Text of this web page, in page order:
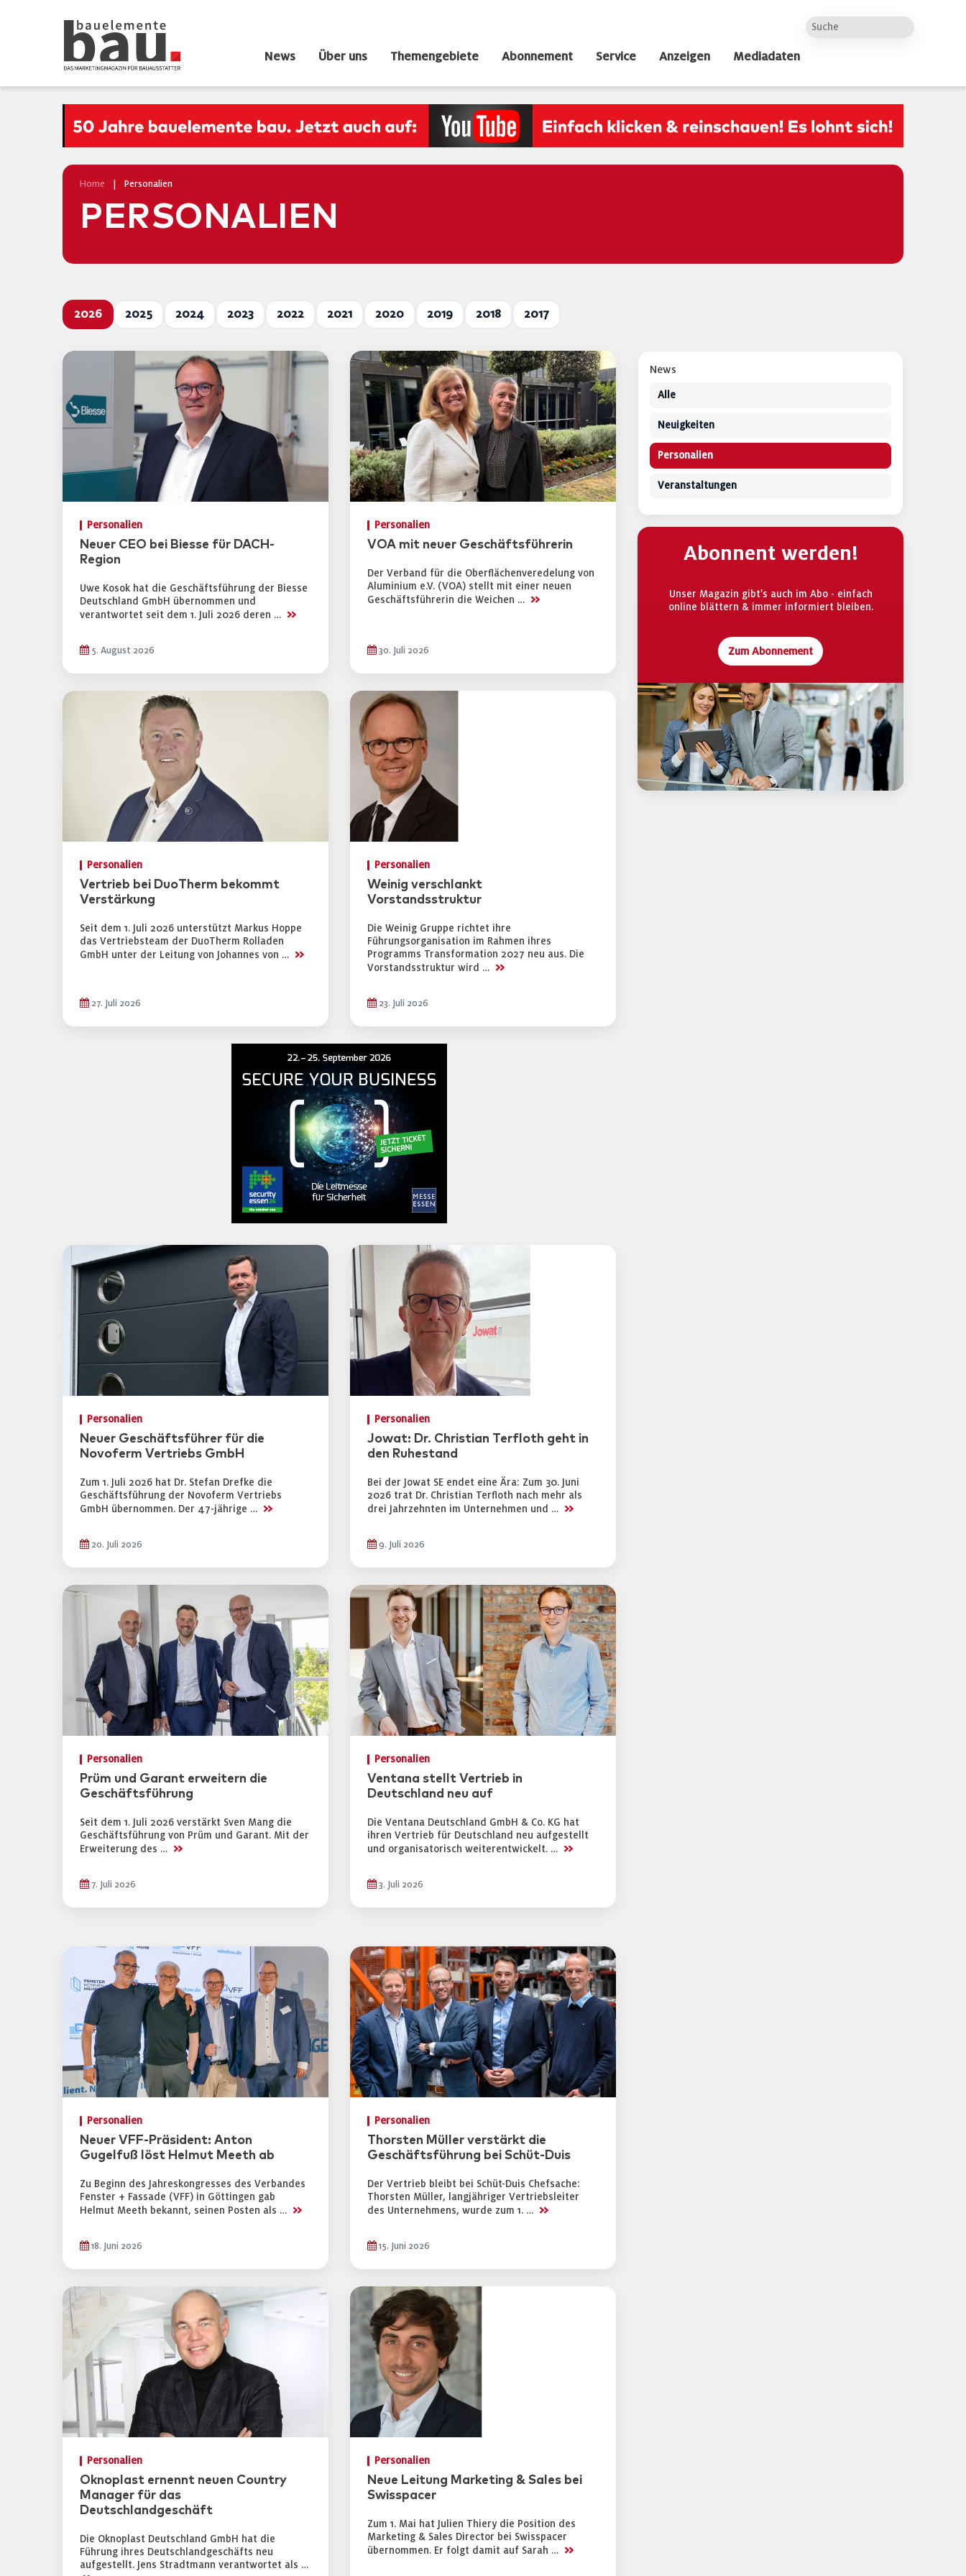
News Über uns Themengebiete Abonnement Service Anzeigen Mediadaten
Home Personalien
PERSONALIEN
2026 2025 2024 2023 2022 2021 2020 2019 2018 2017
Personalien
Neuer CEO bei Biesse für DACH-
Region
Uwe Kosok hat die Geschäftsführung der Biesse
Deutschland GmbH übernommen und
verantwortet seit dem 1. Juli 2026 deren … >>
5. August 2026
Personalien
VOA mit neuer Geschäftsführerin
Der Verband für die Oberflächenveredelung von
Aluminium e.V. (VOA) stellt mit einer neuen
Geschäftsführerin die Weichen … >>
30. Juli 2026
Personalien
Vertrieb bei DuoTherm bekommt
Verstärkung
Seit dem 1. Juli 2026 unterstützt Markus Hoppe
das Vertriebsteam der DuoTherm Rolladen
GmbH unter der Leitung von Johannes von … >>
27. Juli 2026
Personalien
Weinig verschlankt
Vorstandsstruktur
Die Weinig Gruppe richtet ihre
Führungsorganisation im Rahmen ihres
Programms Transformation 2027 neu aus. Die
Vorstandsstruktur wird … >>
23. Juli 2026
Personalien
Neuer Geschäftsführer für die
Novoferm Vertriebs GmbH
Zum 1. Juli 2026 hat Dr. Stefan Drefke die
Geschäftsführung der Novoferm Vertriebs
GmbH übernommen. Der 47-jährige … >>
20. Juli 2026
Personalien
Jowat: Dr. Christian Terfloth geht in
den Ruhestand
Bei der Jowat SE endet eine Ära: Zum 30. Juni
2026 trat Dr. Christian Terfloth nach mehr als
drei Jahrzehnten im Unternehmen und … >>
9. Juli 2026
Personalien
Prüm und Garant erweitern die
Geschäftsführung
Seit dem 1. Juli 2026 verstärkt Sven Mang die
Geschäftsführung von Prüm und Garant. Mit der
Erweiterung des … >>
7. Juli 2026
Personalien
Ventana stellt Vertrieb in
Deutschland neu auf
Die Ventana Deutschland GmbH & Co. KG hat
ihren Vertrieb für Deutschland neu aufgestellt
und organisatorisch weiterentwickelt. … >>
3. Juli 2026
Personalien
Neuer VFF-Präsident: Anton
Gugelfuß löst Helmut Meeth ab
Zu Beginn des Jahreskongresses des Verbandes
Fenster + Fassade (VFF) in Göttingen gab
Helmut Meeth bekannt, seinen Posten als … >>
18. Juni 2026
Personalien
Thorsten Müller verstärkt die
Geschäftsführung bei Schüt-Duis
Der Vertrieb bleibt bei Schüt-Duis Chefsache:
Thorsten Müller, langjähriger Vertriebsleiter
des Unternehmens, wurde zum 1. … >>
15. Juni 2026
Personalien
Oknoplast ernennt neuen Country
Manager für das
Deutschlandgeschäft
Die Oknoplast Deutschland GmbH hat die
Führung ihres Deutschlandgeschäfts neu
aufgestellt. Jens Stradtmann verantwortet als …
Personalien
Neue Leitung Marketing & Sales bei
Swisspacer
Zum 1. Mai hat Julien Thiery die Position des
Marketing & Sales Director bei Swisspacer
übernommen. Er folgt damit auf Sarah … >>
News
Alle
Neuigkeiten
Personalien
Veranstaltungen
Abonnent werden!
Unser Magazin gibt's auch im Abo - einfach
online blättern & immer informiert bleiben.
Zum Abonnement